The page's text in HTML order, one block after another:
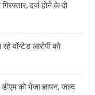
दर्ज होने के दो
वॉन्टेड आरोपी को
को भेजा ज्ञापन, जल्द